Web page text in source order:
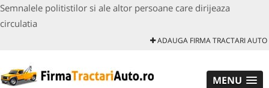
Semnalele politistilor si ale altor persoane care dirijeaza
circulatia
ADAUGA FIRMA TRACTARI AUTO
MENU